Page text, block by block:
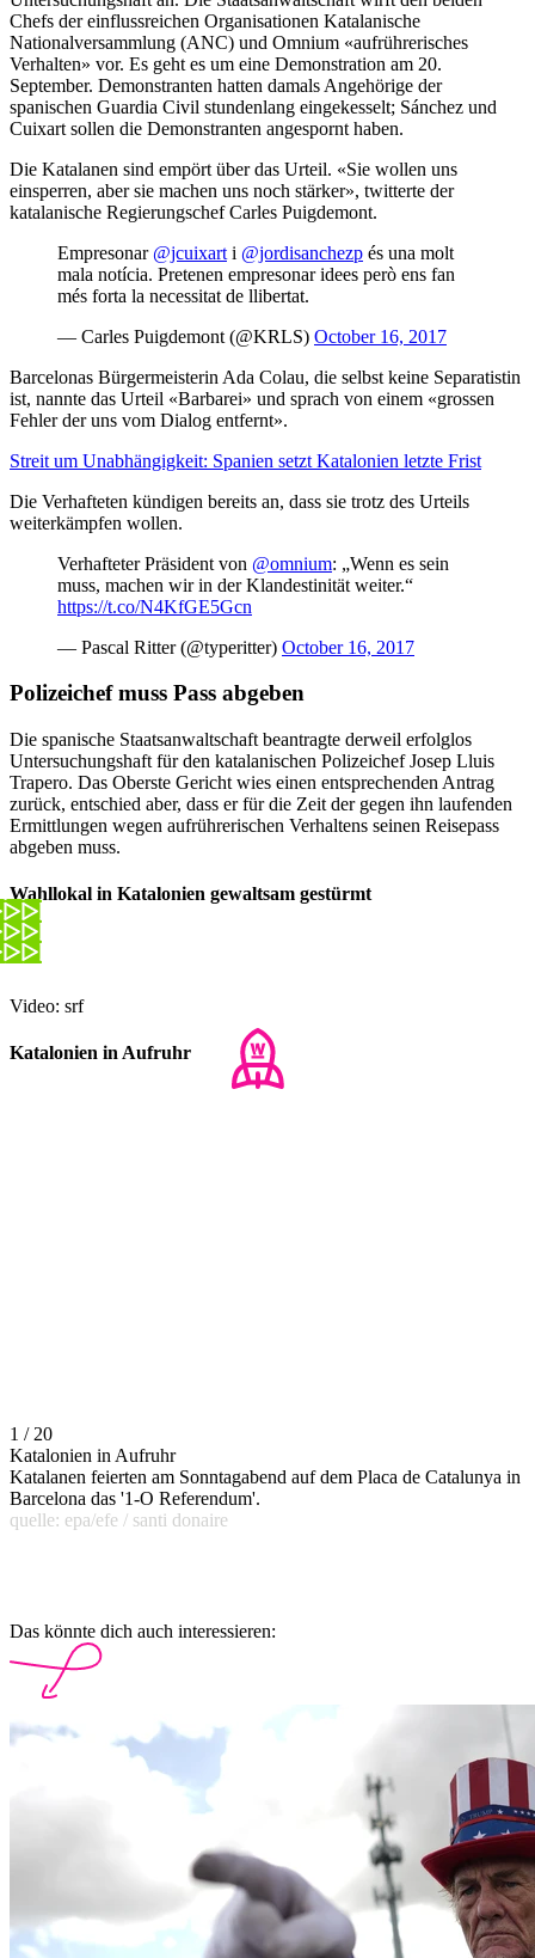
Chefs der einflussreichen Organisationen Katalanische
Nationalversammlung (ANC) und Omnium «aufrührerisches
Verhalten» vor. Es geht es um eine Demonstration am 20.
September. Demonstranten hatten damals Angehörige der
spanischen Guardia Civil stundenlang eingekesselt; Sánchez und
Cuixart sollen die Demonstranten angespornt haben.
Die Katalanen sind empört über das Urteil. «Sie wollen uns
einsperren, aber sie machen uns noch stärker», twitterte der
katalanische Regierungschef Carles Puigdemont.
Empresonar @jcuixart i @jordisanchezp és una molt
mala notícia. Pretenen empresonar idees però ens fan
més forta la necessitat de llibertat.
— Carles Puigdemont (@KRLS) October 16, 2017
Barcelonas Bürgermeisterin Ada Colau, die selbst keine Separatistin
ist, nannte das Urteil «Barbarei» und sprach von einem «grossen
Fehler der uns vom Dialog entfernt».
Streit um Unabhängigkeit: Spanien setzt Katalonien letzte Frist
Die Verhafteten kündigen bereits an, dass sie trotz des Urteils
weiterkämpfen wollen.
Verhafteter Präsident von @omnium: „Wenn es sein
muss, machen wir in der Klandestinität weiter.“
https://t.co/N4KfGE5Gcn
— Pascal Ritter (@typeritter) October 16, 2017
Polizeichef muss Pass abgeben
Die spanische Staatsanwaltschaft beantragte derweil erfolglos
Untersuchungshaft für den katalanischen Polizeichef Josep Lluis
Trapero. Das Oberste Gericht wies einen entsprechenden Antrag
zurück, entschied aber, dass er für die Zeit der gegen ihn laufenden
Ermittlungen wegen aufrührerischen Verhaltens seinen Reisepass
abgeben muss.
Wahllokal in Katalonien gewaltsam gestürmt
Video: srf
Katalonien in Aufruhr
1 / 20
Katalonien in Aufruhr
Katalanen feierten am Sonntagabend auf dem Placa de Catalunya in
Barcelona das '1-O Referendum'.
quelle: epa/efe / santi donaire
Das könnte dich auch interessieren: